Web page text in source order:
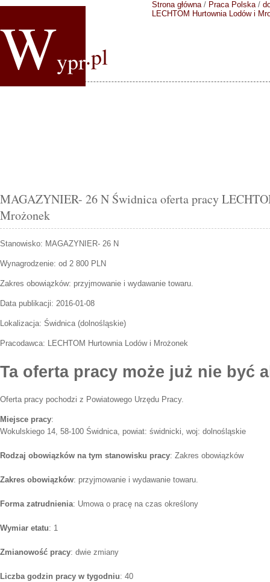
Wypr.pl
Strona główna/ Praca Polska/
LECHTOM Hurtownia Lodów i
MAGAZYNIER- 26 N Świdnica oferta pracy
Mrożonek
Stanowisko: MAGAZYNIER- 26 N
Wynagrodzenie: od 2 800 PLN
Zakres obowiązków: przyjmowanie i wydawanie towaru.
Data publikacji: 2016-01-08
Lokalizacja: Świdnica(dolnośląskie)
Pracodawca: LECHTOM Hurtownia Lodów i Mrożonek
Ta oferta pracy może już nie być
Oferta pracy pochodzi z Powiatowego Urzędu Pracy.
Miejsce pracy:
Wokulskiego 14, 58-100 Świdnica, powiat: świdnicki, woj: dolnośląskie
Rodzaj obowiązków na tym stanowisku pracy: Zakres obowiązków
Zakres obowiązków: przyjmowanie i wydawanie towaru.
Forma zatrudnienia: Umowa o pracę na czas określony
Wymiar etatu: 1
Zmianowość pracy: dwie zmiany
Liczba godzin pracy w tygodniu: 40